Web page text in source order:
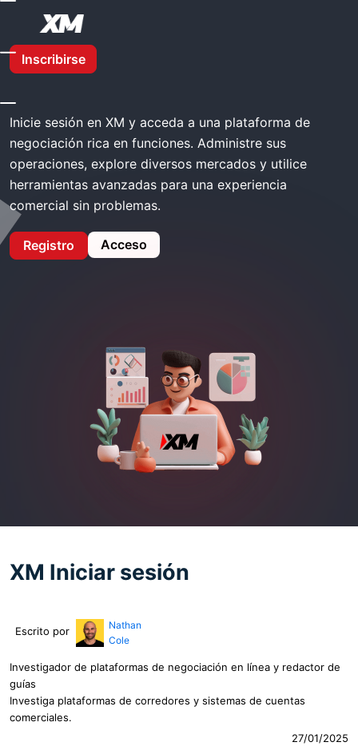
Inscribirse
Inicio XM Iniciar Sesión
XM Iniciar sesión
Inicie sesión en XM y acceda a una plataforma de
negociación rica en funciones. Administre sus
operaciones, explore diversos mercados y utilice
herramientas avanzadas para una experiencia
comercial sin problemas.
Registro Acceso
XM Iniciar sesión
Escrito por
Nathan
Cole
Investigador de plataformas de negociación en línea y redactor de
guías
Investiga plataformas de corredores y sistemas de cuentas
comerciales.
27/01/2025